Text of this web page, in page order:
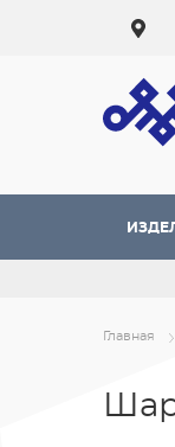
Главная